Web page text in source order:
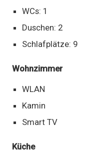
WCs: 1
Duschen: 2
Schlafplätze: 9
Wohnzimmer
WLAN
Kamin
Smart TV
Küche